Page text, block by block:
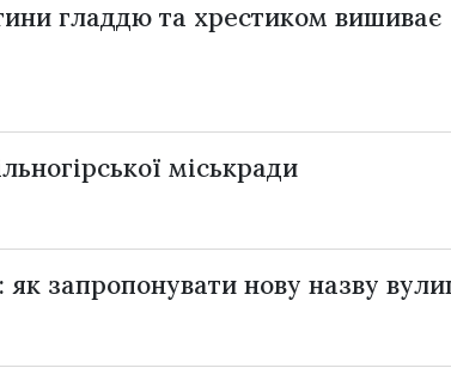
гладдю та хрестиком вишиває
міськради
запропонувати нову назву